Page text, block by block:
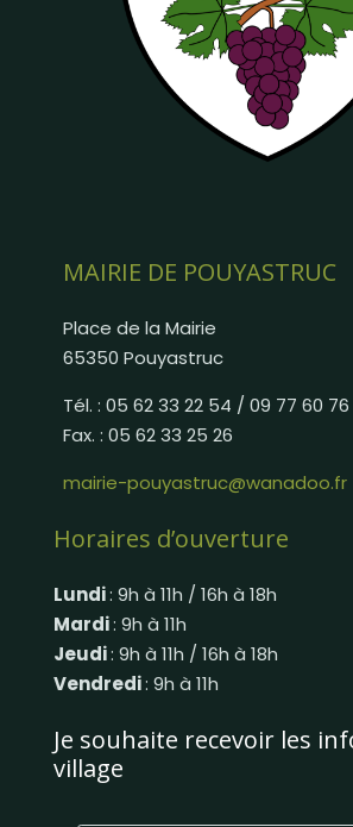
MAIRIE DE POUYASTRUC
Place de la Mairie
65350 Pouyastruc
Tél. : 05 62 33 22 54 / 09 77 60
Fax. : 05 62 33 25 26
mairie-pouyastruc@wanadoo.fr
Horaires d’ouverture
Lundi: 9h à 11h / 16h à 18h
Mardi: 9h à 11h
Jeudi: 9h à 11h / 16h à 18h
Vendredi: 9h à 11h
Je souhaite recevoir les
village